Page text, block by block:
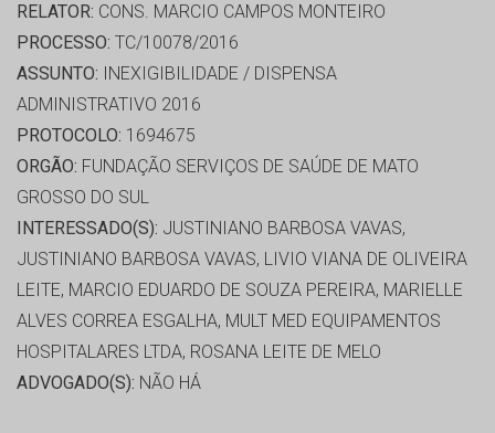
RELATOR: CONS. MARCIO CAMPOS MONTEIRO
PROCESSO: TC/10078/2016
ASSUNTO: INEXIGIBILIDADE / DISPENSA
ADMINISTRATIVO 2016
PROTOCOLO: 1694675
ORGÃO: FUNDAÇÃO SERVIÇOS DE SAÚDE DE MATO
GROSSO DO SUL
INTERESSADO(S): JUSTINIANO BARBOSA VAVAS,
JUSTINIANO BARBOSA VAVAS, LIVIO VIANA DE OLIVEIRA
LEITE, MARCIO EDUARDO DE SOUZA PEREIRA, MARIELLE
ALVES CORREA ESGALHA, MULT MED EQUIPAMENTOS
HOSPITALARES LTDA, ROSANA LEITE DE MELO
ADVOGADO(S): NÃO HÁ